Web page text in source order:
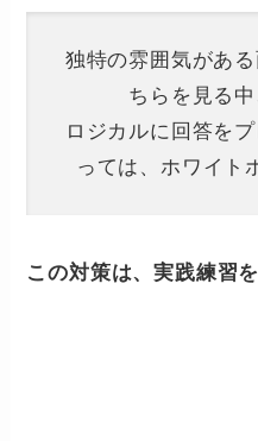
独特の雰囲気があ
ちらを見る中
ロジカルに回答を
っては、ホワイト
この対策は、実践練習